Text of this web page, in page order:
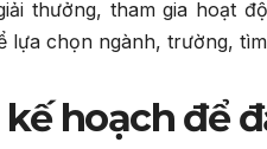
thưởng, tham gia hoạt
lựa chọn ngành, trường,
kế hoạch để